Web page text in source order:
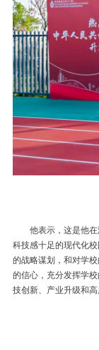
他表示，这是他
科技感十足的现代化
的战略谋划，和对学
的信心，充分发挥学
技创新、产业升级和高